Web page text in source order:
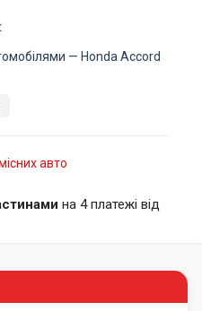
— Honda Accord
авто
на 4 платежі від